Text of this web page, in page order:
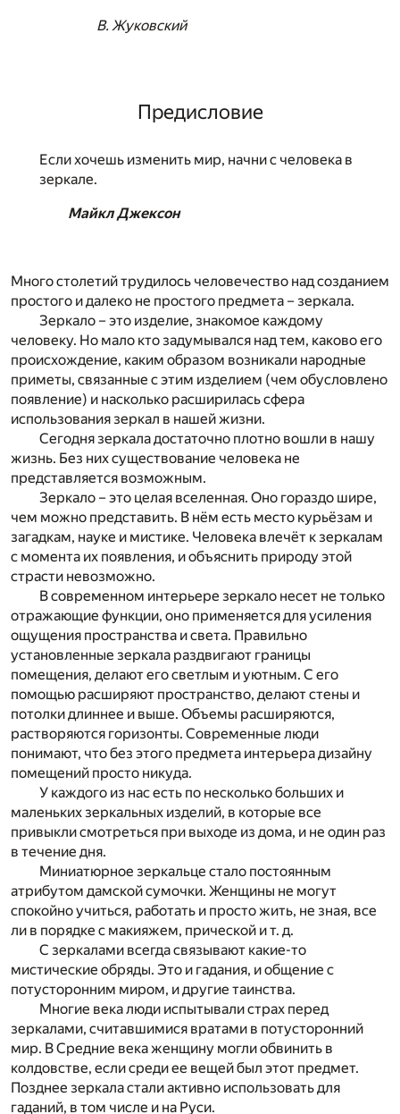
В. Жуковский
Предисловие
Если хочешь изменить мир, начни с человека в
зеркале.
Майкл Джексон
Много столетий трудилось человечество над созданием
простого и далеко не простого предмета – зеркала.
Зеркало – это изделие, знакомое каждому
человеку. Но мало кто задумывался над тем, каково его
происхождение, каким образом возникали народные
приметы, связанные с этим изделием (чем обусловлено
появление) и насколько расширилась сфера
использования зеркал в нашей жизни.
Сегодня зеркала достаточно плотно вошли в нашу
жизнь. Без них существование человека не
представляется возможным.
Зеркало – это целая вселенная. Оно гораздо шире,
чем можно представить. В нём есть место курьёзам и
загадкам, науке и мистике. Человека влечёт к зеркалам
с момента их появления, и объяснить природу этой
страсти невозможно.
В современном интерьере зеркало несет не только
отражающие функции, оно применяется для усиления
ощущения пространства и света. Правильно
установленные зеркала раздвигают границы
помещения, делают его светлым и уютным. С его
помощью расширяют пространство, делают стены и
потолки длиннее и выше. Объемы расширяются,
растворяются горизонты. Современные люди
понимают, что без этого предмета интерьера дизайну
помещений просто никуда.
У каждого из нас есть по несколько больших и
маленьких зеркальных изделий, в которые все
привыкли смотреться при выходе из дома, и не один раз
в течение дня.
Миниатюрное зеркальце стало постоянным
атрибутом дамской сумочки. Женщины не могут
спокойно учиться, работать и просто жить, не зная, все
ли в порядке с макияжем, прической и т. д.
С зеркалами всегда связывают какие-то
мистические обряды. Это и гадания, и общение с
потусторонним миром, и другие таинства.
Многие века люди испытывали страх перед
зеркалами, считавшимися вратами в потусторонний
мир. В Средние века женщину могли обвинить в
колдовстве, если среди ее вещей был этот предмет.
Позднее зеркала стали активно использовать для
гаданий, в том числе и на Руси.